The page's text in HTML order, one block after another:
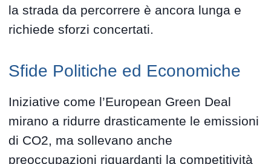
la strada da percorrere è ancora lunga e
richiede sforzi concertati.
Sfide Politiche ed Economiche
Iniziative come l’European Green Deal
mirano a ridurre drasticamente le emissioni
di CO2, ma sollevano anche
preoccupazioni riguardanti la competitività